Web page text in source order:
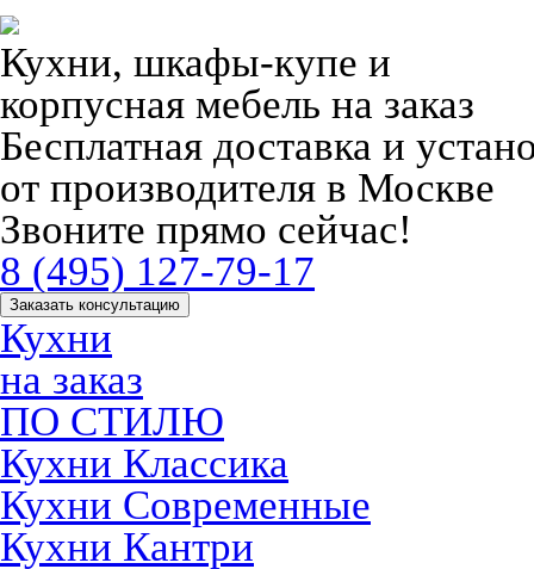
Кухни, шкафы-купе и
корпусная мебель на заказ
Бесплатная доставка и
от производителя в Москве
Звоните прямо сейчас!
8 (495) 127-79-17
Заказать консультацию
Кухни
на заказ
ПО СТИЛЮ
Кухни Классика
Кухни Современные
Кухни Кантри